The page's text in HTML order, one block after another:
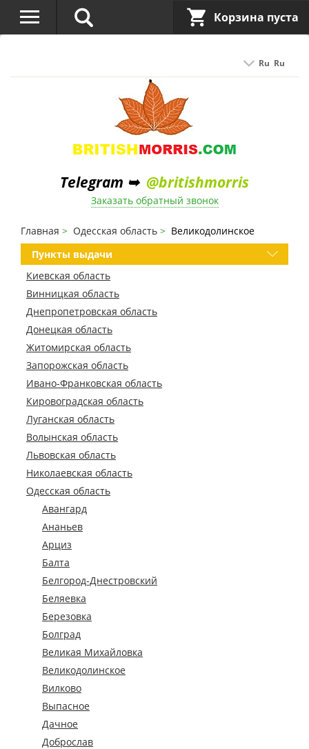
Ru Ru
Telegram ➥ @britishmorris
Заказать обратный звонок
Корзина пуста
Главная Одесская область
Великодолинское
Пункты выдачи
Киевская область
Винницкая область
Днепропетровская область
Донецкая область
Житомирская область
Запорожская область
Ивано-Франковская область
Кировоградская область
Луганская область
Волынская область
Львовская область
Николаевская область
Одесская область
Авангард
Ананьев
Арциз
Балта
Белгород-Днестровский
Беляевка
Березовка
Болград
Великая Михайловка
Великодолинское
Вилково
Выпасное
Дачное
Доброслав